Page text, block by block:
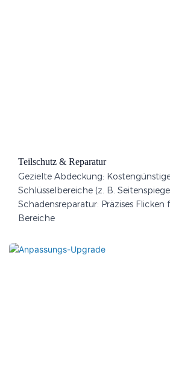
Teilschutz & Reparatur​
Gezielte Abdeckung:
Schlüsselbereiche (z. B.
Schadensreparatur: Präzises
Bereiche